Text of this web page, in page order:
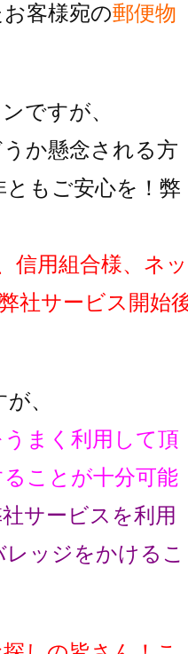
客様宛の郵便物
ですが、
か懸念される方
もご安心を！弊
信用組合様、ネッ
社サービス開始
、
まく利用して頂
ことが十分可能
サービスを利用
ッジをかけるこ